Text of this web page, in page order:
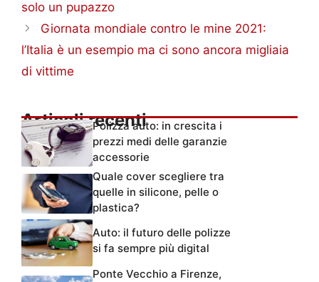
solo un pupazzo
Giornata mondiale contro le mine 2021:
l’Italia è un esempio ma ci sono ancora migliaia
di vittime
Articoli recentiPolizza auto: in crescita i
prezzi medi delle garanzie
accessorie
Quale cover scegliere tra
quelle in silicone, pelle o
plastica?
Auto: il futuro delle polizze
si fa sempre più digital
Ponte Vecchio a Firenze,